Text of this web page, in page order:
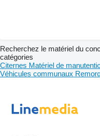
Recherchez le matériel du
catégories
Citernes Matériel de
Véhicules communaux